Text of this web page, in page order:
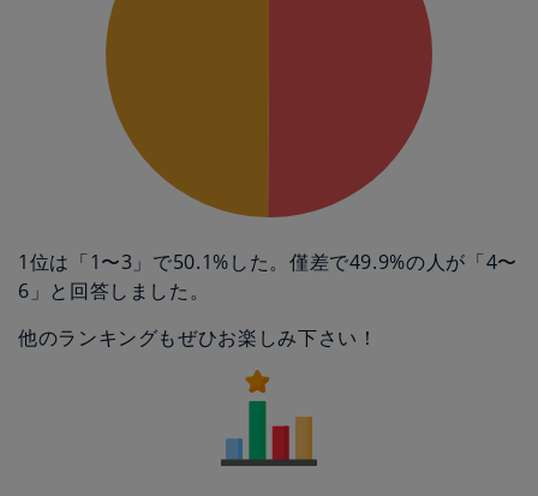
1位は「1〜3」で50.1%した。僅差で49.9%の人が「4〜
6」と回答しました。
他のランキングもぜひお楽しみ下さい！